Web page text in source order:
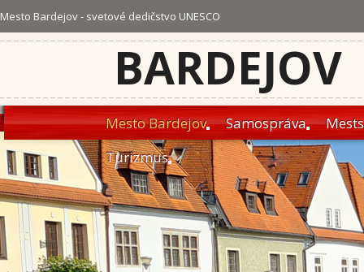
Mesto Bardejov - svetové dedičstvo UNESCO
BARDEJOV
Mesto Bardejov Samospráva
Turizmus